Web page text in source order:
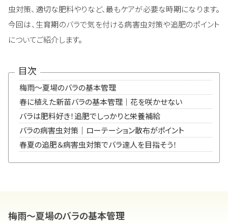
虫対策、適切な肥料やりなど、最もケアが必要な時期になります。
今回は、生育期のバラで気を付ける病害虫対策や追肥のポイント
についてご紹介します。
目次
梅雨～夏場のバラの基本管理
春に植えた新苗バラの基本管理｜花を咲かせない
バラは肥料好き！追肥でしっかりと栄養補給
バラの病害虫対策｜ローテーション散布がポイント
春夏の追肥＆病害虫対策でバラ達人を目指そう！
梅雨～夏場のバラの基本管理